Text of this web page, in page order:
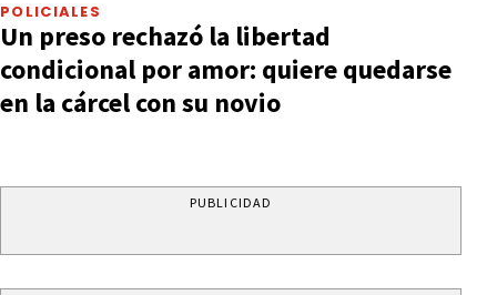
POLICIALES
Un preso rechazó la libertad
condicional por amor: quiere quedarse
en la cárcel con su novio
PUBLICIDAD